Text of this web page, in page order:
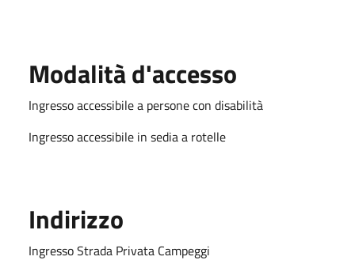
Modalità d'accesso
Ingresso accessibile a persone con disabilità
Ingresso accessibile in sedia a rotelle
Indirizzo
Ingresso Strada Privata Campeggi